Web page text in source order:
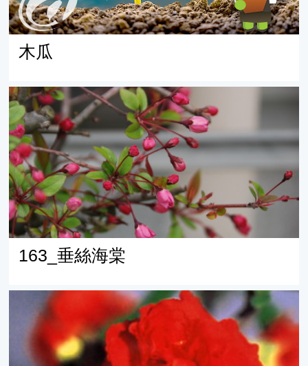
木瓜
163_垂絲海棠
163_垂絲海棠
162_ときめき